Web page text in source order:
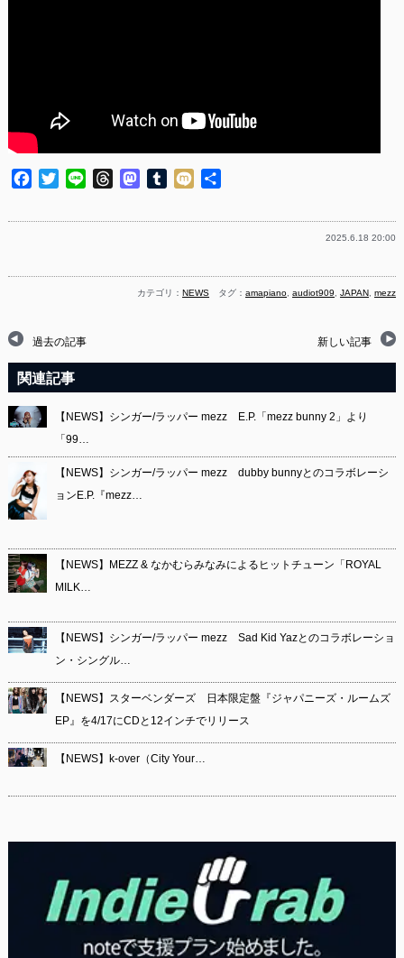
Facebook
TwitterLine ThreadsMastodon
Tumblr
Mixi
2025.6.18 20:00
カテゴリ：NEWS タグ：amapiano ,audiot909 ,JAPAN ,mezz
過去の記事 新しい記事
関連記事
【NEWS】シンガー/ラッパー mezz E.P.「mezz bunny 2」より
「99…
【NEWS】シンガー/ラッパー mezz dubby bunnyとのコラボレーシ
ョンE.P.『mezz…
【NEWS】MEZZ & なかむらみなみによるヒットチューン「ROYAL
MILK…
【NEWS】シンガー/ラッパー mezz Sad Kid Yazとのコラボレーショ
ン・シングル…
【NEWS】スターベンダーズ 日本限定盤『ジャパニーズ・ルームズ
EP』を4/17にCDと12インチでリリース
【NEWS】k-over（City Your…